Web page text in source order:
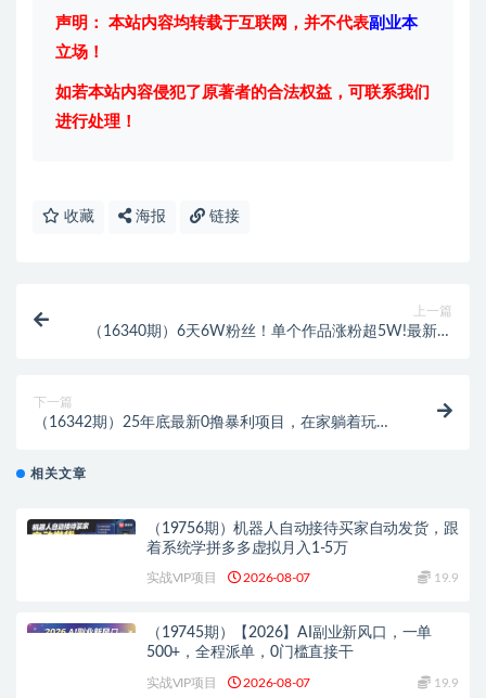
声明： 本站内容均转载于互联网，并不代表副业本
立场！
如若本站内容侵犯了原著者的合法权益，可联系我们
进行处理！
收藏 海报 链接
上一篇
（16340期）6天6W粉丝！单个作品涨粉超5W!最新玩
下一篇
（16342期）25年底最新0撸暴利项目，在家躺着玩手
相关文章
（19756期）机器人自动接待买家自动发货，跟
着系统学拼多多虚拟月入1-5万
实战VIP项目 2026-08-07 19.9
（19745期）【2026】AI副业新风口，一单
500+，全程派单，0门槛直接干
实战VIP项目 2026-08-07 19.9